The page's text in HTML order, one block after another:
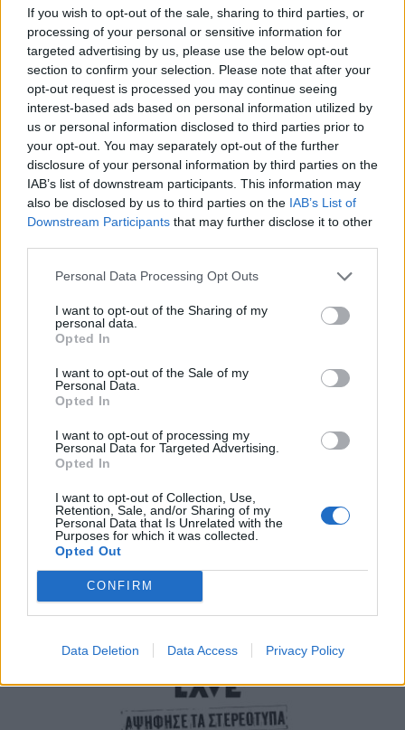
If you wish to opt-out of the sale, sharing to third parties, or
processing of your personal or sensitive information for
targeted advertising by us, please use the below opt-out
section to confirm your selection. Please note that after your
opt-out request is processed you may continue seeing
interest-based ads based on personal information utilized by
us or personal information disclosed to third parties prior to
your opt-out. You may separately opt-out of the further
disclosure of your personal information by third parties on the
IAB’s list of downstream participants. This information may
also be disclosed by us to third parties on the IAB’s List of
Downstream Participants that may further disclose it to other
Personal Data Processing Opt Outs
I want to opt-out of the Sharing of my
personal data.
Opted In
I want to opt-out of the Sale of my
Personal Data.
Opted In
I want to opt-out of processing my
Personal Data for Targeted Advertising.
Opted In
I want to opt-out of Collection, Use,
Retention, Sale, and/or Sharing of my
Personal Data that Is Unrelated with the
Purposes for which it was collected.
Opted Out
CONFIRM
Data Deletion Data Access Privacy Policy
Θέσεις εργασίας από τη ΒΙΟΜΕΚ ΒΛΑΧΑΚΗΣ σε
Σπάρτη και Τρίπολη
05/08/2026 11:34
Θέση εργασίας στις Κροκεές Λακωνίας: Η
εταιρεία «Γεωργικές Λύσεις» αναζητά
03/08/2026 10:27